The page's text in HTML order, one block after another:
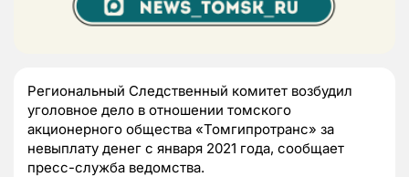
Региональный Следственный комитет возбудил
уголовное дело в отношении томского
акционерного общества «Томгипротранс» за
невыплату денег с января 2021 года, сообщает
пресс-служба ведомства.